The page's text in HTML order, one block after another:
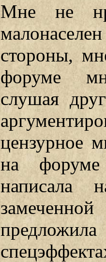
Мне не
стороны,
форуме
слушая
цензурное
на
написала